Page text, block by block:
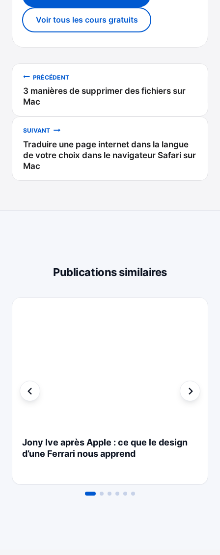
Voir tous les cours gratuits
Navigation
de
l’article
PRÉCÉDENT
3 manières de supprimer des fichiers sur
Mac
SUIVANT
Traduire une page internet dans la langue
de votre choix dans le navigateur Safari sur
Mac
Publications similaires
Jony Ive après Apple : ce que le design
d’une Ferrari nous apprend